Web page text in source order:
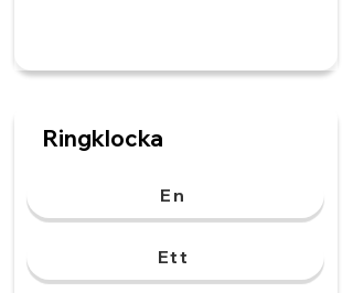
Ringklocka
En
Ett